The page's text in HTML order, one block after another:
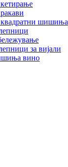
шишиња
за вијали
вино